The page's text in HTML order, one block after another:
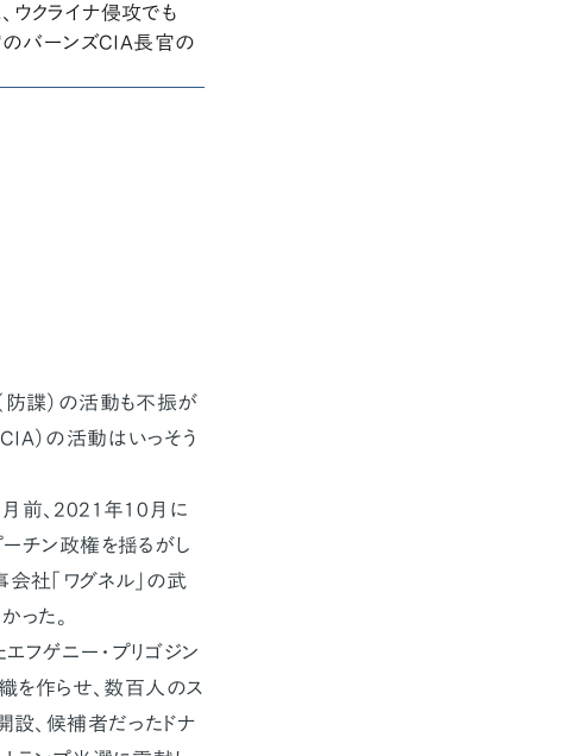
ウクライナ侵攻でも
のバーンズCIA長官の
防諜）の活動も不振が
）の活動はいっそう
前、2021年10月に
ーチン政権を揺るがし
会社「ワグネル」の武
った。
ゲニー・プリゴジン
織を作らせ、数百人のス
設、候補者だったドナ